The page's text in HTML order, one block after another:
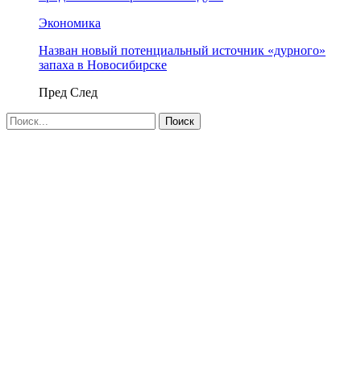
Экономика
Назван новый потенциальный источник «дурного»
запаха в Новосибирске
Пред След